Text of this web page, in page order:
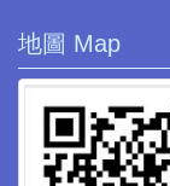
地圖 Map